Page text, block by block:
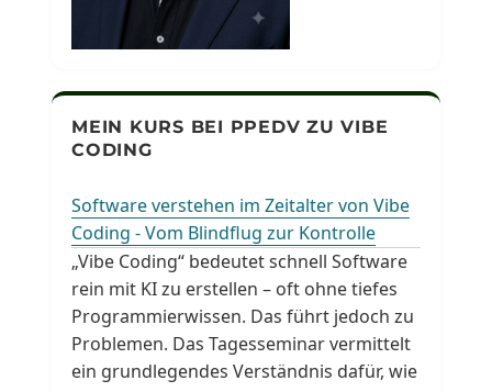
MEIN KURS BEI PPEDV ZU VIBE
CODING
Software verstehen im Zeitalter von Vibe
Coding - Vom Blindflug zur Kontrolle
„Vibe Coding“ bedeutet schnell Software
rein mit KI zu erstellen – oft ohne tiefes
Programmierwissen. Das führt jedoch zu
Problemen. Das Tagesseminar vermittelt
ein grundlegendes Verständnis dafür, wie